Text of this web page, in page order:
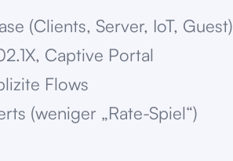
(Clients, Server, IoT, Guest)
Captive Portal
Flows
(weniger „Rate-Spiel“)